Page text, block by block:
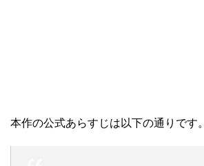
本作の公式あらすじは以下の通りです。